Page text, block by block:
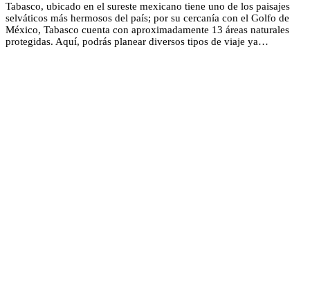
Tabasco, ubicado en el sureste mexicano tiene uno de los paisajes
selváticos más hermosos del país; por su cercanía con el Golfo de
México, Tabasco cuenta con aproximadamente 13 áreas naturales
protegidas. Aquí, podrás planear diversos tipos de viaje ya…